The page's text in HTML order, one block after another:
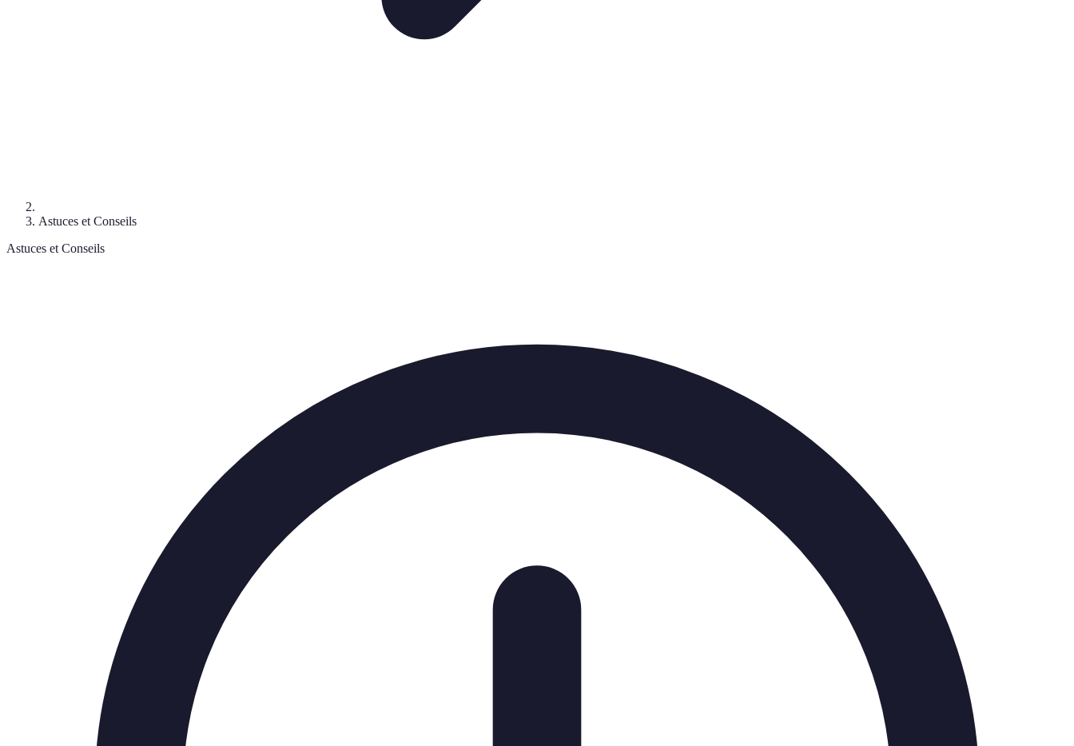
Astuces et Conseils
Astuces et Conseils